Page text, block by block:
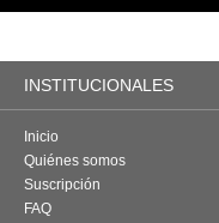
INSTITUCIONALES
Inicio
Quiénes somos
Suscripción
FAQ